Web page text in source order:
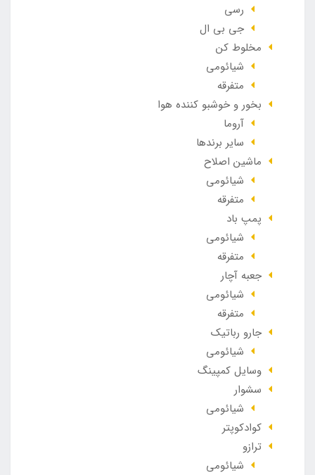
رسی
جی بی ال
مخلوط کن
شیائومی
متفرقه
بخور و خوشبو کننده هوا
آروما
سایر برندها
ماشین اصلاح
شیائومی
متفرقه
پمپ باد
شیائومی
متفرقه
جعبه آچار
شیائومی
متفرقه
جارو رباتیک
شیائومی
وسایل کمپینگ
سشوار
شیائومی
کوادکوپتر
ترازو
شیائومی